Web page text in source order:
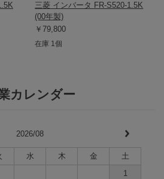
三菱 インバータ FR-S520-1.5K
(00年製)
￥79,800
在庫 1個
カレンダー
2026/08
水 木 金
土
1